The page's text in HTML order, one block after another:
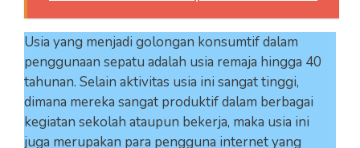
Usia yang menjadi golongan konsumtif dalam
penggunaan sepatu adalah usia remaja hingga 40
tahunan. Selain aktivitas usia ini sangat tinggi,
dimana mereka sangat produktif dalam berbagai
kegiatan sekolah ataupun bekerja, maka usia ini
juga merupakan para pengguna internet yang